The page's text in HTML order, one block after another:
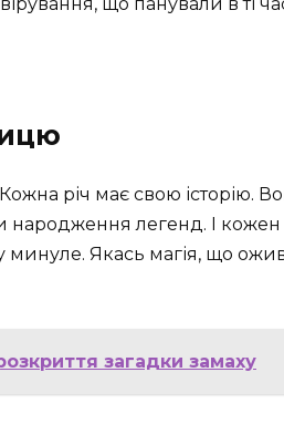
що панували в ті
річ має свою історію.
народження легенд. І кожен
Якась магія, що
загадки замаху